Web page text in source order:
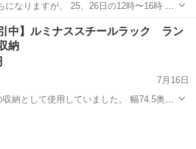
になりますが、 25、26日の12時〜16時 又
時まで 竪川目会場にて受け渡し対応可能
107号沿い
収納家具 一軒家
引中】ルミナススチールラック ラン
納
7月16日
納として使用していました。 幅74.5奥行